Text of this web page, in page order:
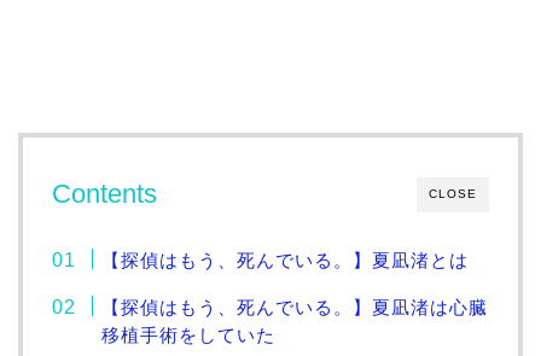
CLOSE
Contents
【探偵はもう、死んでいる。】夏凪渚とは
【探偵はもう、死んでいる。】夏凪渚は心臓
移植手術をしていた